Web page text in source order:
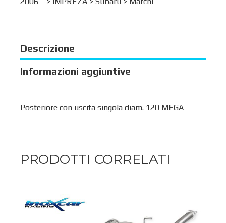
Descrizione
Informazioni aggiuntive
Posteriore con uscita singola diam. 120 MEGA
PRODOTTI CORRELATI